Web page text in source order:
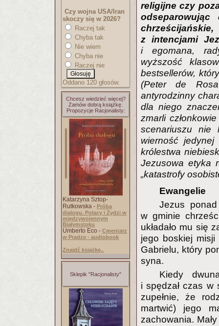
Czy wojna USA/Iran
skoczy się w 2026?
Raczej tak
Chyba tak
Nie wiem
Chyba nie
Raczej nie
Oddano 120 głosów.
Chcesz wiedzieć więcej?
Zamów dobrą książkę.
Propozycje Racjonalisty:
Katarzyna Sztop-
Rutkowska - Próba
dialogu. Polacy i Żydzi w
międzywojennym
Białymstoku
Umberto Eco - Cmentarz
w Pradze - audiobook
Znajdź książkę..
Sklepik "Racjonalisty"
religijne czy
z intencjami
i egomana,
wyższość
bestsellerów,
(Peter de
antyrodzinny
dla niego
zmarli
scenariuszu nie
wierność
królestwa
Jezusowa etyka
„katastrofy
Ewangelie
Jezus
w gminie
układało mu się
jego boskiej
Gabrielu, który
syna.
Kiedy
i spędzał czas w
zupełnie, że
martwić) jego
zachowania.